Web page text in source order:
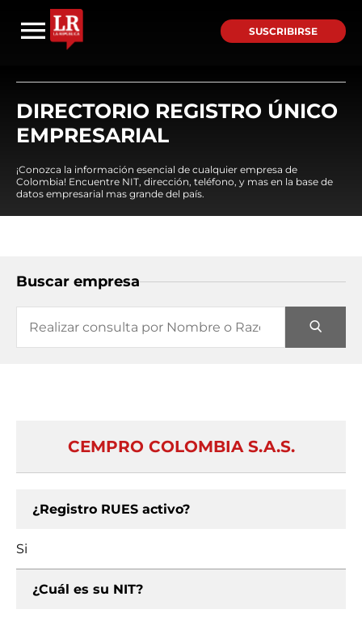
SUSCRIBIRSE
DIRECTORIO REGISTRO ÚNICO
EMPRESARIAL
¡Conozca la información esencial de cualquier empresa de
Colombia! Encuentre NIT, dirección, teléfono, y mas en la base de
datos empresarial mas grande del país.
Buscar empresa
CEMPRO COLOMBIA S.A.S.
¿Registro RUES activo?
Si
¿Cuál es su NIT?